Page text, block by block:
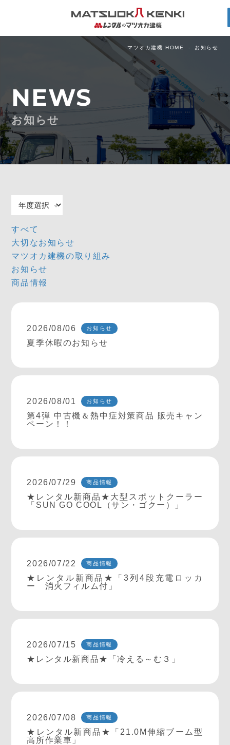
マツオカ建機 HOME お知らせ
NEWS
お知らせ
すべて
大切なお知らせ
マツオカ建機の取り組み
お知らせ
商品情報
2026/08/06 お知らせ
夏季休暇のお知らせ
2026/08/01 お知らせ
第4弾 中古機＆熱中症対策商品 販売キャン
ペーン！！
2026/07/29 商品情報
★レンタル新商品★大型スポットクーラー
「SUN GO COOL（サン・ゴクー）」
2026/07/22 商品情報
★レンタル新商品★「3列4段充電ロッカ
ー 消火フィルム付」
2026/07/15 商品情報
★レンタル新商品★「冷える～む３」
2026/07/08 商品情報
★レンタル新商品★「21.0M伸縮ブーム型
高所作業車」